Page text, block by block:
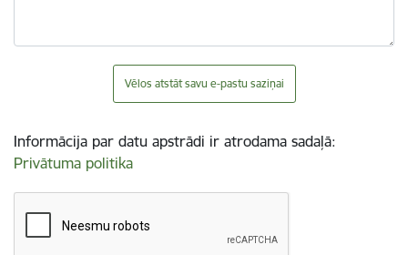
Vēlos atstāt savu e-pastu saziņai
Informācija par datu apstrādi ir atrodama sadaļā:
Privātuma politika